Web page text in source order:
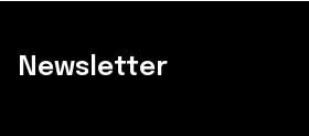
Newsletter